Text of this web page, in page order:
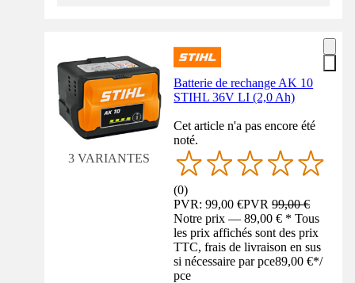
3 VARIANTES
Batterie de rechange AK 10
STIHL 36V LI (2,0 Ah)
Cet article n'a pas encore été
noté.
(0)
PVR: 99,00 €PVR99,00 €
Notre prix — 89,00 € * Tous
les prix affichés sont des prix
TTC, frais de livraison en sus
si nécessaire par pce89,00 €*/
pce